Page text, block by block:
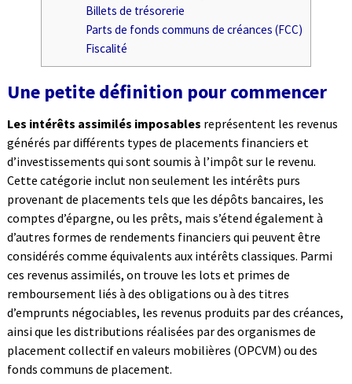
Billets de trésorerie
Parts de fonds communs de créances (FCC)
Fiscalité
Une petite définition pour commencer
Les intérêts assimilés imposables représentent les revenus
générés par différents types de placements financiers et
d’investissements qui sont soumis à l’impôt sur le revenu.
Cette catégorie inclut non seulement les intérêts purs
provenant de placements tels que les dépôts bancaires, les
comptes d’épargne, ou les prêts, mais s’étend également à
d’autres formes de rendements financiers qui peuvent être
considérés comme équivalents aux intérêts classiques. Parmi
ces revenus assimilés, on trouve les lots et primes de
remboursement liés à des obligations ou à des titres
d’emprunts négociables, les revenus produits par des créances,
ainsi que les distributions réalisées par des organismes de
placement collectif en valeurs mobilières (OPCVM) ou des
fonds communs de placement.